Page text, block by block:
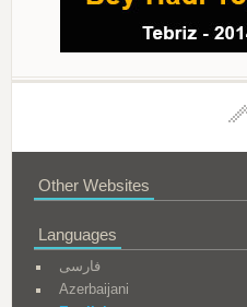
Other Websites
Languages
فارسی
Azerbaijani